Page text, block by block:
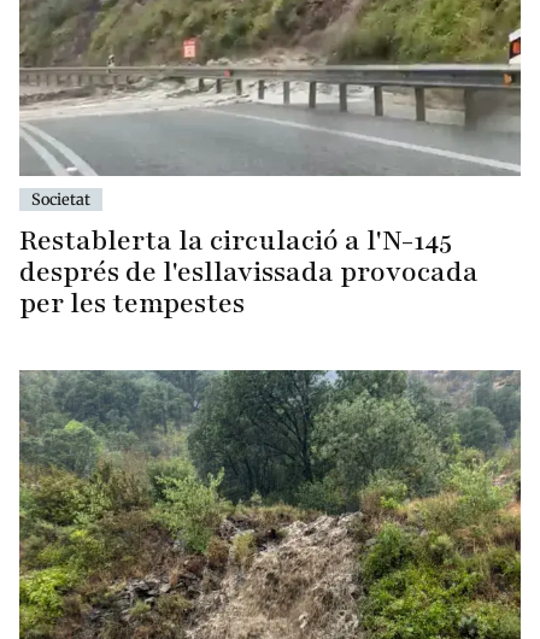
Societat
Restablerta la circulació a l'N-145
després de l'esllavissada provocada
per les tempestes